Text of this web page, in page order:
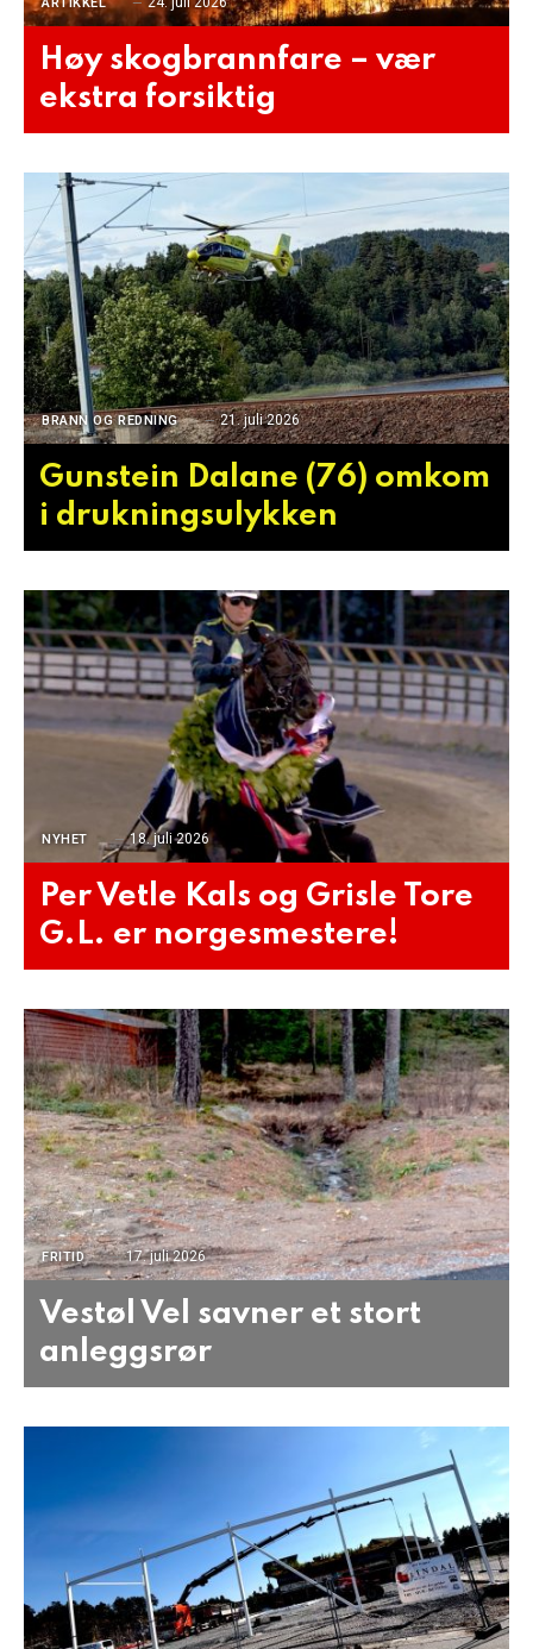
Høy skogbrannfare – vær
ekstra forsiktig
BRANN OG REDNING 21. juli 2026
Gunstein Dalane (76) omkom
i drukningsulykken
NYHET 18. juli 2026
Per Vetle Kals og Grisle Tore
G.L. er norgesmestere!
FRITID 17. juli 2026
Vestøl Vel savner et stort
anleggsrør